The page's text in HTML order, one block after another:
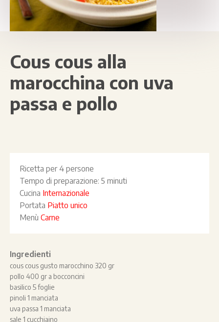
Cous cous alla
marocchina con uva
passa e pollo
Ingredienti
cous cous gusto marocchino 320 gr
pollo 400 gr a bocconcini
basilico 5 foglie
pinoli 1 manciata
uva passa 1 manciata
sale 1 cucchiaino
Ricetta per4 persone
Tempo di preparazione: 5 minuti
Cucina Internazionale
Portata Piatto unico
Menù Carne